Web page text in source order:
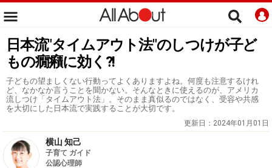
日本流"タイムアウト法"のしつけが子ど
もの癇癪に効く?!
子どもの望ましくない行動ってよくありますよね。何度も注意するけれ
ど、なかなか言うことを聞かない。そんなときに使えるのが、アメリカ
流しつけ「タイムアウト法」。そのまま真似るのではなく、受容や共感
を大切にした日本流で実践することが大切です。
更新日： 2024年01月01日
横山 知己
子育て ガイド
公認心理師